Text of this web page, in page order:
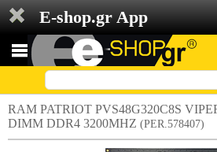
E-shop.gr App
RAM PATRIOT PVS48G320C8S
DIMM DDR4 3200MHZ (PER.578407)